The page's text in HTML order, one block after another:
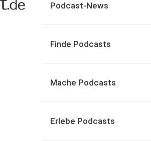
Podcast-News
Finde Podcasts
Mache Podcasts
Erlebe Podcasts